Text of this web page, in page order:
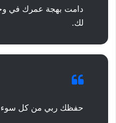
دامت بهجة عمرك في
لك.
حفظك ربي من كل